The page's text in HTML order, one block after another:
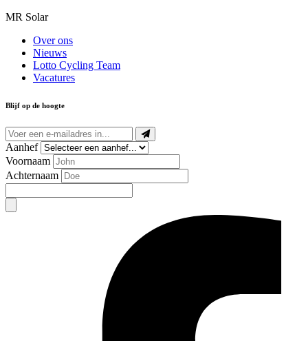
MR Solar
Over ons
Nieuws
Lotto Cycling Team
Vacatures
Blijf op de hoogte
Aanhef
Voornaam
Achternaam